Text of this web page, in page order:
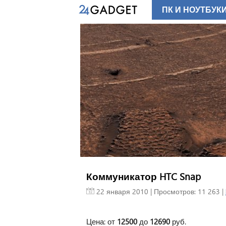
Коммуникатор HTC Snap
22 января 2010 | Просмотров: 11 263 |
Цена: от 12500до 12690руб.
ПК И НОУТБУКИ